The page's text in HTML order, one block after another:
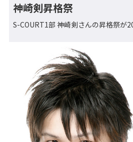
神崎剣昇格祭
S-COURT1部 神崎剣さんの昇格祭が